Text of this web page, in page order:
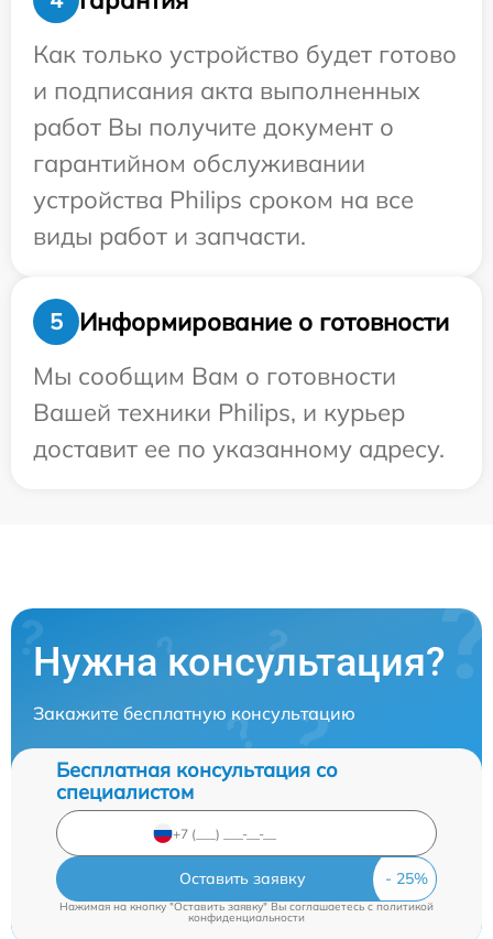
Как только устройство будет готово
и подписания акта выполненных
работ Вы получите документ о
гарантийном обслуживании
устройства Philips сроком на все
виды работ и запчасти.
5
Информирование о готовности
Мы сообщим Вам о готовности
Вашей техники Philips, и курьер
доставит ее по указанному адресу.
Нужна консультация?
Закажите бесплатную консультацию
Бесплатная консультация со
специалистом
Оставить заявку
Нажимая на кнопку "Оставить заявку" Вы соглашаетесь c политикой
конфиденциальности